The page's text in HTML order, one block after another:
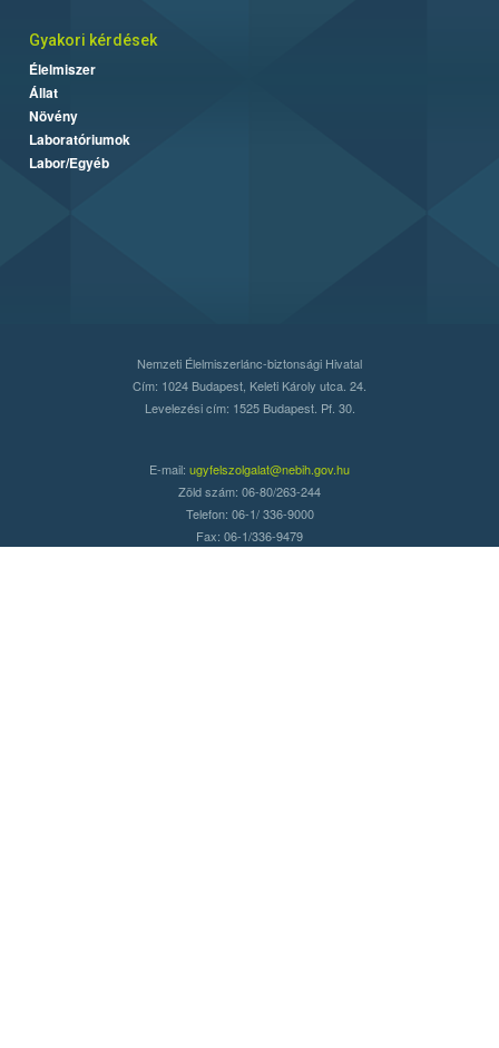
Gyakori kérdések
Élelmiszer
Állat
Növény
Laboratóriumok
Labor/Egyéb
Nemzeti Élelmiszerlánc-biztonsági Hivatal
Cím: 1024 Budapest, Keleti Károly utca. 24.
Levelezési cím: 1525 Budapest. Pf. 30.
E-mail: ugyfelszolgalat@nebih.gov.hu
Zöld szám: 06-80/263-244
Telefon: 06-1/ 336-9000
Fax: 06-1/336-9479